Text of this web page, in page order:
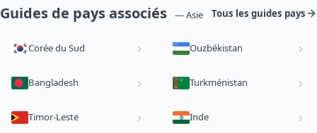
Guides de pays associés — Asie Tous les guides pays
Corée du Sud Ouzbékistan
Bangladesh Turkménistan
Timor-Leste Inde